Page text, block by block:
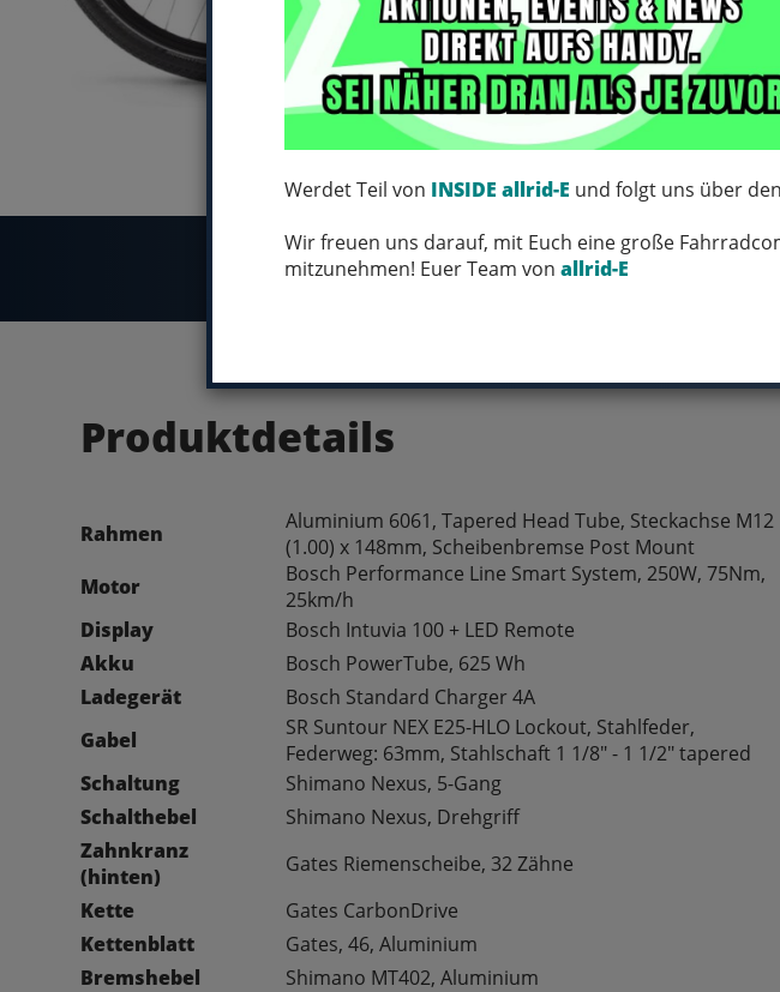
Werdet Teil von INSIDE allrid-E und folgt uns über den
Wir freuen uns darauf, mit Euch eine große
mitzunehmen! Euer Team von allrid-E
Produktdetails
Rahmen
Aluminium 6061, Tapered Head Tube, Steckachse M12
(1.00) x 148mm, Scheibenbremse Post Mount
Motor
Bosch Performance Line Smart System, 250W, 75Nm,
25km/h
Display
Bosch Intuvia 100 + LED Remote
Akku
Bosch PowerTube, 625 Wh
Ladegerät
Bosch Standard Charger 4A
Gabel
SR Suntour NEX E25-HLO Lockout, Stahlfeder,
Federweg: 63mm, Stahlschaft 1 1/8" - 1 1/2" tapered
Schaltung
Shimano Nexus, 5-Gang
Schalthebel
Shimano Nexus, Drehgriff
Zahnkranz
(hinten)
Gates Riemenscheibe, 32 Zähne
Kette
Gates CarbonDrive
Kettenblatt
Gates, 46, Aluminium
Bremshebel
Shimano MT402, Aluminium